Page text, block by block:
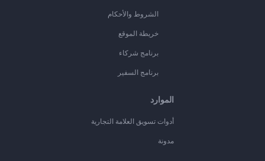
الشروط والأحكام
خريطة الموقع
برنامج شركاء
برنامج السفير
الموارد
أدوات تسويق العلامة التجارية
مدونة